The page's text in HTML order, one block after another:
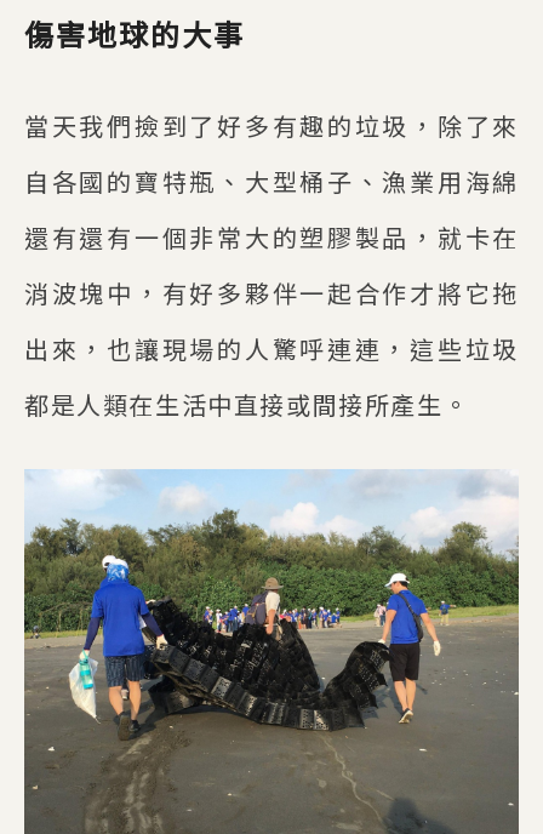
傷害地球的大事
當天我們撿到了好多有趣的垃圾，除了來
自各國的寶特瓶、大型桶子、漁業用海綿
還有還有一個非常大的塑膠製品，就卡在
消波塊中，有好多夥伴一起合作才將它拖
出來，也讓現場的人驚呼連連，這些垃圾
都是人類在生活中直接或間接所產生。